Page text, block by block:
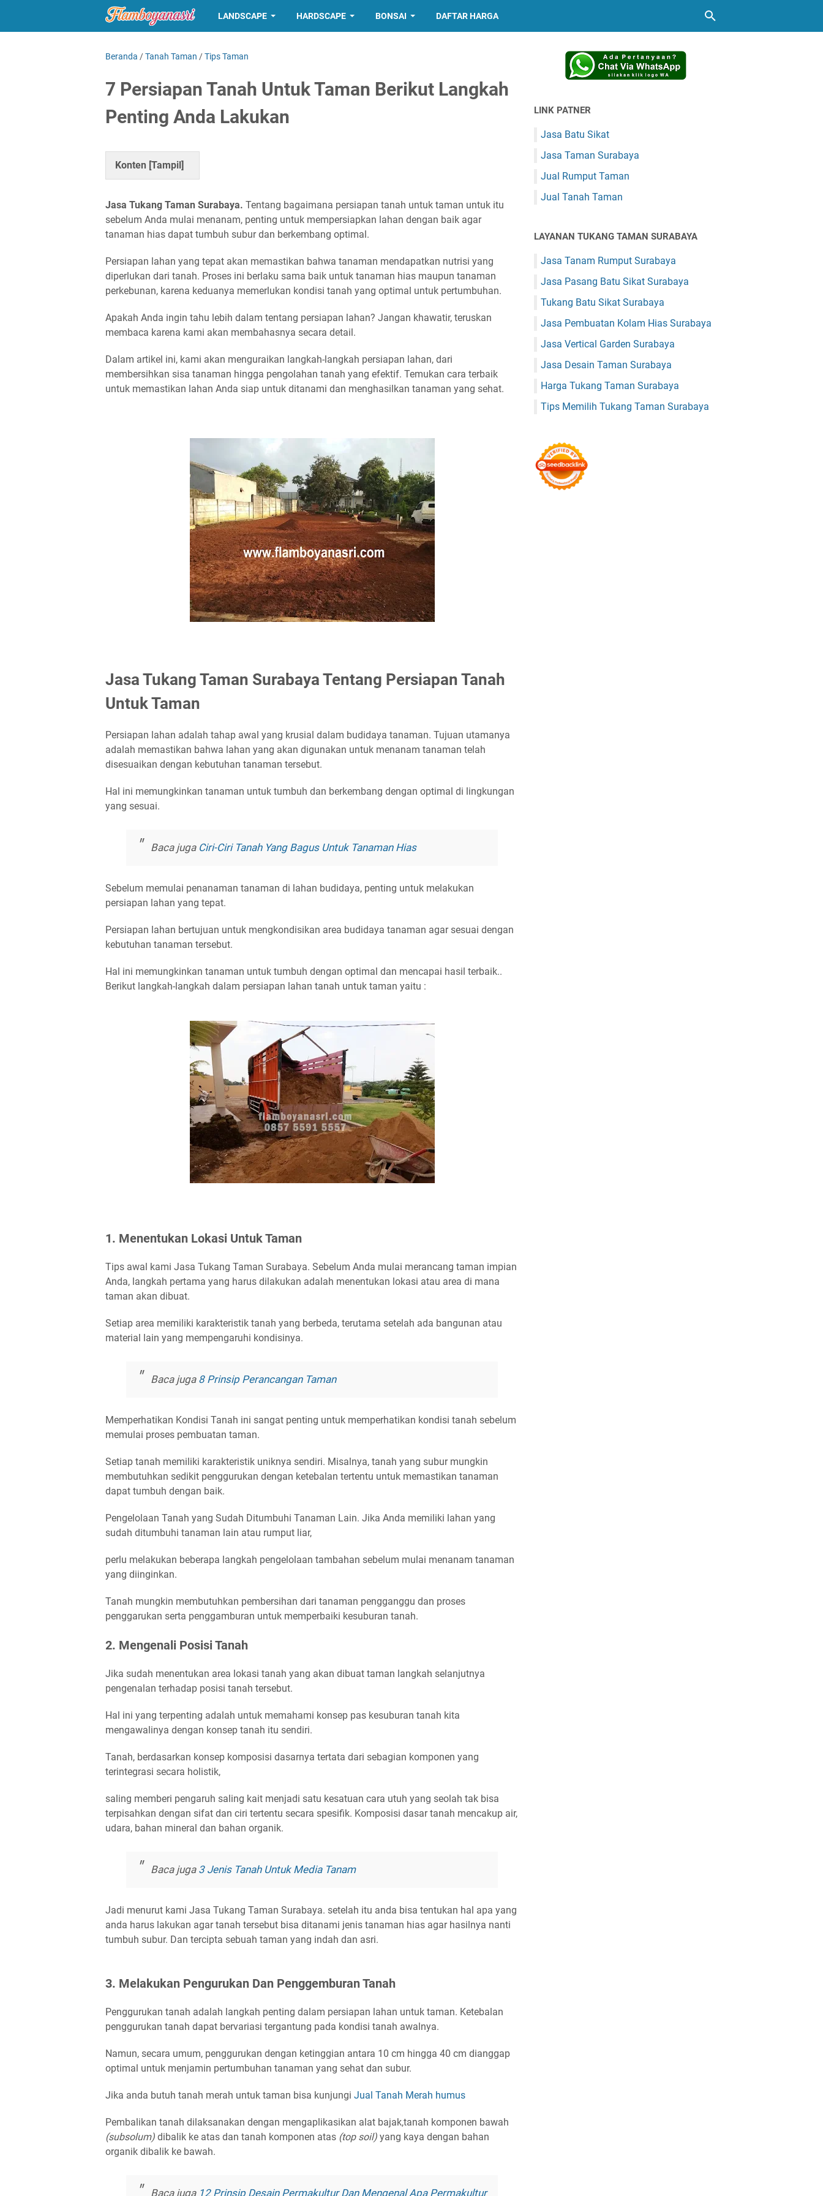
LANDSCAPE HARDSCAPE BONSAI DAFTAR HARGA
Beranda /Tanah Taman /Tips Taman
7 Persiapan Tanah Untuk Taman Berikut Langkah
Penting Anda Lakukan
Konten [Tampil]
Jasa Tukang Taman Surabaya. Tentang bagaimana persiapan tanah untuk taman untuk itu
sebelum Anda mulai menanam, penting untuk mempersiapkan lahan dengan baik agar
tanaman hias dapat tumbuh subur dan berkembang optimal.
Persiapan lahan yang tepat akan memastikan bahwa tanaman mendapatkan nutrisi yang
diperlukan dari tanah. Proses ini berlaku sama baik untuk tanaman hias maupun tanaman
perkebunan, karena keduanya memerlukan kondisi tanah yang optimal untuk pertumbuhan.
Apakah Anda ingin tahu lebih dalam tentang persiapan lahan? Jangan khawatir, teruskan
membaca karena kami akan membahasnya secara detail.
Dalam artikel ini, kami akan menguraikan langkah-langkah persiapan lahan, dari
membersihkan sisa tanaman hingga pengolahan tanah yang efektif. Temukan cara terbaik
untuk memastikan lahan Anda siap untuk ditanami dan menghasilkan tanaman yang sehat.
Jasa Tukang Taman Surabaya Tentang Persiapan Tanah
Untuk Taman
Persiapan lahan adalah tahap awal yang krusial dalam budidaya tanaman. Tujuan utamanya
adalah memastikan bahwa lahan yang akan digunakan untuk menanam tanaman telah
disesuaikan dengan kebutuhan tanaman tersebut.
Hal ini memungkinkan tanaman untuk tumbuh dan berkembang dengan optimal di lingkungan
yang sesuai.
Baca juga Ciri-Ciri Tanah Yang Bagus Untuk Tanaman Hias
Sebelum memulai penanaman tanaman di lahan budidaya, penting untuk melakukan
persiapan lahan yang tepat.
Persiapan lahan bertujuan untuk mengkondisikan area budidaya tanaman agar sesuai dengan
kebutuhan tanaman tersebut.
Hal ini memungkinkan tanaman untuk tumbuh dengan optimal dan mencapai hasil terbaik..
Berikut langkah-langkah dalam persiapan lahan tanah untuk taman yaitu :
1. Menentukan Lokasi Untuk Taman
Tips awal kami Jasa Tukang Taman Surabaya. Sebelum Anda mulai merancang taman impian
Anda, langkah pertama yang harus dilakukan adalah menentukan lokasi atau area di mana
taman akan dibuat.
Setiap area memiliki karakteristik tanah yang berbeda, terutama setelah ada bangunan atau
material lain yang mempengaruhi kondisinya.
Baca juga 8 Prinsip Perancangan Taman
Memperhatikan Kondisi Tanah ini sangat penting untuk memperhatikan kondisi tanah sebelum
memulai proses pembuatan taman.
Setiap tanah memiliki karakteristik uniknya sendiri. Misalnya, tanah yang subur mungkin
membutuhkan sedikit penggurukan dengan ketebalan tertentu untuk memastikan tanaman
dapat tumbuh dengan baik.
Pengelolaan Tanah yang Sudah Ditumbuhi Tanaman Lain. Jika Anda memiliki lahan yang
sudah ditumbuhi tanaman lain atau rumput liar,
perlu melakukan beberapa langkah pengelolaan tambahan sebelum mulai menanam tanaman
yang diinginkan.
Tanah mungkin membutuhkan pembersihan dari tanaman pengganggu dan proses
penggarukan serta penggamburan untuk memperbaiki kesuburan tanah.
2. Mengenali Posisi Tanah
Jika sudah menentukan area lokasi tanah yang akan dibuat taman langkah selanjutnya
pengenalan terhadap posisi tanah tersebut.
Hal ini yang terpenting adalah untuk memahami konsep pas kesuburan tanah kita
mengawalinya dengan konsep tanah itu sendiri.
Tanah, berdasarkan konsep komposisi dasarnya tertata dari sebagian komponen yang
terintegrasi secara holistik,
saling memberi pengaruh saling kait menjadi satu kesatuan cara utuh yang seolah tak bisa
terpisahkan dengan sifat dan ciri tertentu secara spesifik. Komposisi dasar tanah mencakup air,
udara, bahan mineral dan bahan organik.
Baca juga 3 Jenis Tanah Untuk Media Tanam
Jadi menurut kami Jasa Tukang Taman Surabaya. setelah itu anda bisa tentukan hal apa yang
anda harus lakukan agar tanah tersebut bisa ditanami jenis tanaman hias agar hasilnya nanti
tumbuh subur. Dan tercipta sebuah taman yang indah dan asri.
3. Melakukan Pengurukan Dan Penggemburan Tanah
Penggurukan tanah adalah langkah penting dalam persiapan lahan untuk taman. Ketebalan
penggurukan tanah dapat bervariasi tergantung pada kondisi tanah awalnya.
Namun, secara umum, penggurukan dengan ketinggian antara 10 cm hingga 40 cm dianggap
optimal untuk menjamin pertumbuhan tanaman yang sehat dan subur.
Jika anda butuh tanah merah untuk taman bisa kunjungi Jual Tanah Merah humus
Pembalikan tanah dilaksanakan dengan mengaplikasikan alat bajak,tanah komponen bawah
(subsolum) dibalik ke atas dan tanah komponen atas (top soil) yang kaya dengan bahan
organik dibalik ke bawah.
Baca juga 12 Prinsip Desain Permakultur Dan Mengenal Apa Permakultur
LINK PATNER
Jasa Batu Sikat
Jasa Taman Surabaya
Jual Rumput Taman
Jual Tanah Taman
LAYANAN TUKANG TAMAN SURABAYA
Jasa Tanam Rumput Surabaya
Jasa Pasang Batu Sikat Surabaya
Tukang Batu Sikat Surabaya
Jasa Pembuatan Kolam Hias Surabaya
Jasa Vertical Garden Surabaya
Jasa Desain Taman Surabaya
Harga Tukang Taman Surabaya
Tips Memilih Tukang Taman Surabaya